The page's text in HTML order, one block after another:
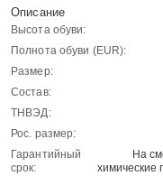
Описание
Высота обуви:
Полнота обуви (EUR):
Размер:
Состав:
ТНВЭД:
Рос. размер:
Гарантийный
срок:
На
химические